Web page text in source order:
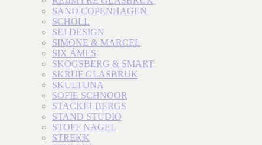
SAND COPENHAGEN
SCHOLL
SEJ DESIGN
SIMONE & MARCEL
SIX ÁMES
SKOGSBERG & SMART
SKRUF GLASBRUK
SKULTUNA
SOFIE SCHNOOR
STACKELBERGS
STAND STUDIO
STOFF NAGEL
STREKK